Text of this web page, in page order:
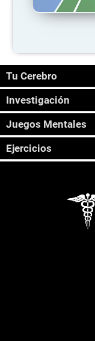
Tu Cerebro
Investigación
Juegos Mentales
Ejercicios